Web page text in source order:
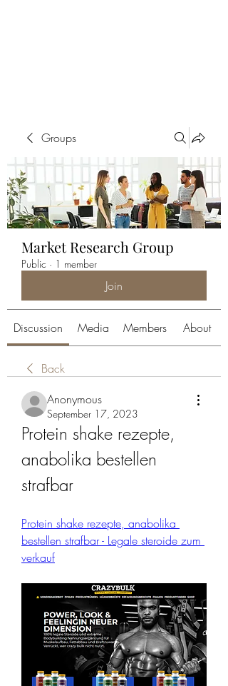
Groups
Market Research Group
Public · 1 member
Join
Discussion Media Members About
Back
Anonymous
September 17, 2023
Protein shake rezepte,
anabolika bestellen
strafbar
Protein shake rezepte, anabolika
bestellen strafbar - Legale steroide zum
verkauf